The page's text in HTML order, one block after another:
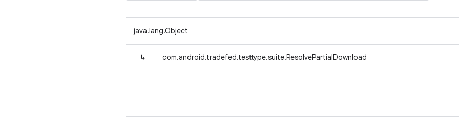
java.lang.Object
↳ com.android.tradefed.testtype.suite.ResolvePartialDownload